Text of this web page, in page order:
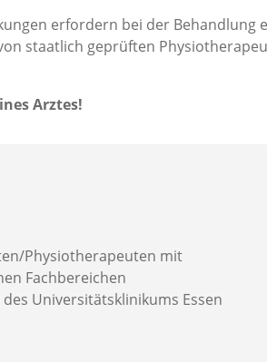
erfordern bei der Behandlung
staatlich geprüften
Arztes!
Physiotherapeuten mit
Fachbereichen
Universitätsklinikums Essen